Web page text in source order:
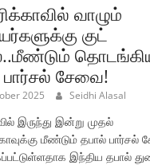
வாழும்
குட்
சேவை!
2025 Seidhi Alasal
இருந்து இன்று முதல்
மீண்டும் தபால் பார்சல்
இந்திய தபால்